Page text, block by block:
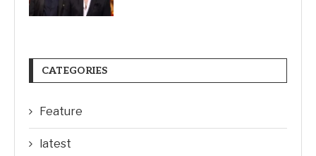
CATEGORIES
Feature
latest